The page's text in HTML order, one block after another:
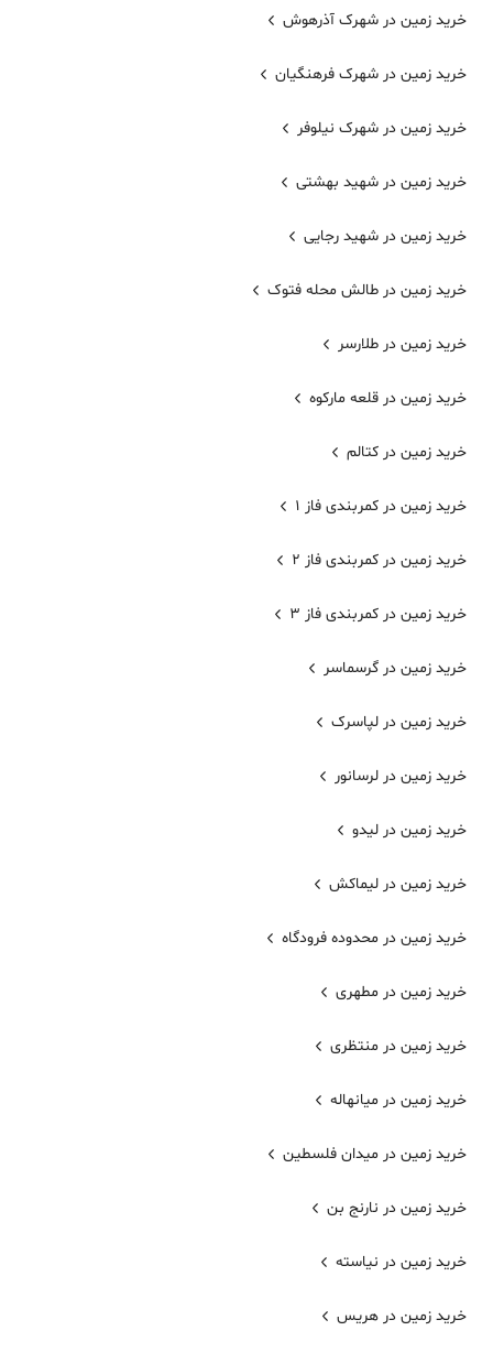
خرید زمین در شهرک آذرهوش
خرید زمین در شهرک فرهنگیان
خرید زمین در شهرک نیلوفر
خرید زمین در شهید بهشتی
خرید زمین در شهید رجایی
خرید زمین در طالش محله فتوک
خرید زمین در طلارسر
خرید زمین در قلعه مارکوه
خرید زمین در کتالم
خرید زمین در کمربندی فاز 1
خرید زمین در کمربندی فاز 2
خرید زمین در کمربندی فاز 3
خرید زمین در گرسماسر
خرید زمین در لپاسرک
خرید زمین در لرسانور
خرید زمین در لیدو
خرید زمین در لیماکش
خرید زمین در محدوده فرودگاه
خرید زمین در مطهری
خرید زمین در منتظری
خرید زمین در میانهاله
خرید زمین در میدان فلسطین
خرید زمین در نارنج بن
خرید زمین در نیاسته
خرید زمین در هریس